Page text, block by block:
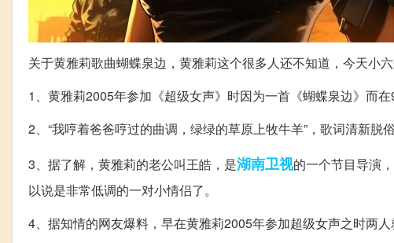
关于黄雅莉歌曲蝴蝶泉边，黄雅莉这个很多人还不知道，今天小
1、黄雅莉2005年参加《超级女声》时因为一首《蝴蝶泉边》而在
2、“我哼着爸爸哼过的曲调，绿绿的草原上牧牛羊”，歌词清新脱
3、据了解，黄雅莉的老公叫王皓，是湖南卫视的一个节目导演
以说是非常低调的一对小情侣了。
4、据知情的网友爆料，早在黄雅莉2005年参加超级女声之时两